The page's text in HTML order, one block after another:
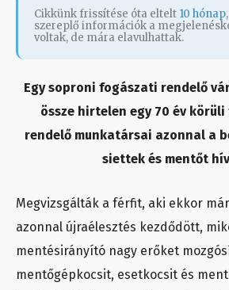
Cikkünk frissítése óta eltelt 10 hónap
szereplő információk a
voltak, de mára elavulhattak.
Egy soproni fogászati rendelő
össze hirtelen egy 70 év körüli
rendelő munkatársai azonnal a
siettek és mentőt
Megvizsgálták a férfit, aki ekkor
azonnal újraélesztés kezdődött,
mentésirányító nagy erőket
mentőgépkocsit, esetkocsit és